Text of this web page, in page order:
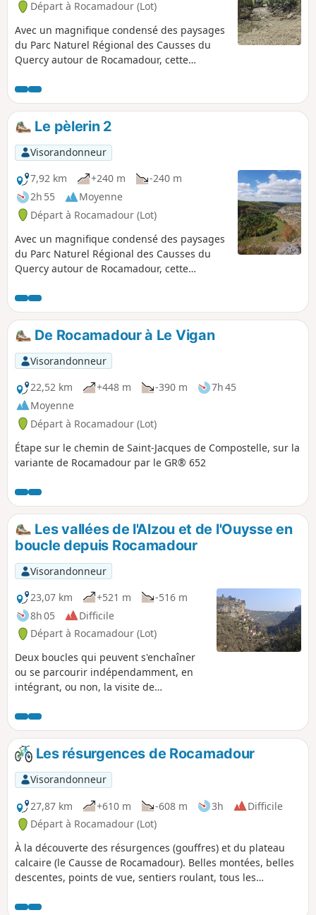
Départ à Rocamadour (Lot)
Avec un magnifique condensé des paysages
du Parc Naturel Régional des Causses du
Quercy autour de Rocamadour, cette
au cœur d'un pèlerinage millénaire dédié à
la Vierge Marie, haut-lieu de la chrétienté
depuis le Moyen-Age et classé Grand Site
exceptionnel de la Région Midi-Pyrénées.
Le pèlerin 2
Visorandonneur
7,92 km
+240 m
-240 m
2h 55
Moyenne
Départ à Rocamadour (Lot)
Avec un magnifique condensé des paysages
du Parc Naturel Régional des Causses du
Quercy autour de Rocamadour, cette
au cœur d'un pèlerinage millénaire dédié à
la Vierge Marie, haut-lieu de la chrétienté
depuis le Moyen-Age et classé Grand Site
exceptionnel de la Région Midi-Pyrénées.
Cette randonnée reprend en partie la 1 déjà
publiée : voir lien dans Info pratiques. Elle
est un peu plus courte et a un dénivelé
inférieur.
De Rocamadour à Le Vigan
Visorandonneur
22,52 km
+448 m -390 m
7h 45
Moyenne
Départ à Rocamadour (Lot)
Étape sur le chemin de Saint-Jacques de Compostelle, sur la
variante de Rocamadour par le GR® 652
Les vallées de l'Alzou et de l'Ouysse en
boucle depuis Rocamadour
Visorandonneur
23,07 km
+521 m
-516 m
8h 05
Difficile
Départ à Rocamadour (Lot)
Deux boucles qui peuvent s'enchaîner
ou se parcourir indépendamment, en
intégrant, ou non, la visite de
boucle de l'Alzou est l'impressionnant
Moulin du Saut, accolé à sa cascade.
Cette boucle combine des passages en
fond de vallée, sur les bords de falaises,
et sur le causse. La boucle de l'Ouysse
offre la même variété de paysages, et
passe par deux "gouffres" dont le
second est en fait la résurgence de
l'Ouysse, avec un débit déjà
impressionnant.
Les résurgences de Rocamadour
Visorandonneur
27,87 km
+610 m -608 m 3h
Difficile
Départ à Rocamadour (Lot)
À la découverte des résurgences (gouffres) et du plateau
calcaire (le Causse de Rocamadour). Belles montées, belles
descentes, points de vue, sentiers roulant, tous les
Attention : demande une bonne pratique du VTT.